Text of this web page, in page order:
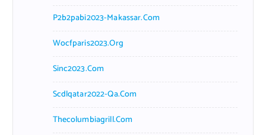
P2b2pabi2023-Makassar.com
Wocfparis2023.org
Sinc2023.com
Scdlqatar2022-Qa.com
Thecolumbiagrill.com